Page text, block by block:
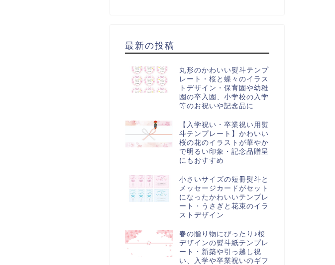
最新の投稿
丸形のかわいい熨斗テンプ
レート・桜と蝶々のイラス
トデザイン・保育園や幼稚
園の卒入園、小学校の入学
等のお祝いや記念品に
【入学祝い・卒業祝い用熨
斗テンプレート】かわいい
桜の花のイラストが華やか
で明るい印象・記念品贈呈
にもおすすめ
小さいサイズの短冊熨斗と
メッセージカードがセット
になったかわいいテンプレ
ート・うさぎと花束のイラ
ストデザイン
春の贈り物にぴったり♪桜
デザインの熨斗紙テンプレ
ート・新築や引っ越し祝
い、入学や卒業祝いのギフ